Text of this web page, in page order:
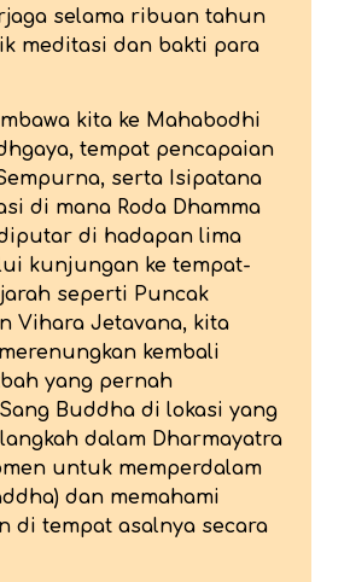
selama ribuan tahun
meditasi dan bakti para
kita ke Mahabodhi
tempat pencapaian
serta Isipatana
di mana Roda Dhamma
di hadapan lima
kunjungan ke tempat-
seperti Puncak
Vihara Jetavana, kita
kembali
yang pernah
Buddha di lokasi yang
dalam Dharmayatra
untuk memperdalam
dan memahami
di tempat asalnya secara